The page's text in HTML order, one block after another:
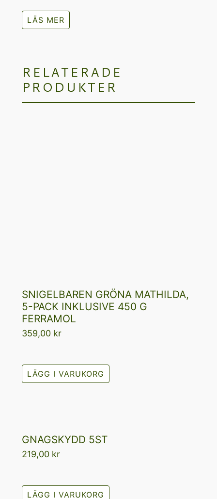
LÄS MER
RELATERADE
PRODUKTER
SNIGELBAREN GRÖNA MATHILDA,
5-PACK INKLUSIVE 450 G
FERRAMOL
359,00 kr
LÄGG I VARUKORG
GNAGSKYDD 5ST
219,00 kr
LÄGG I VARUKORG